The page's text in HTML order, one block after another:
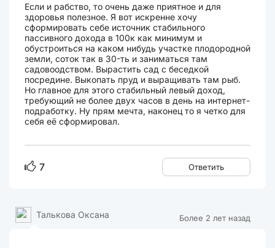
Если и рабство, то очень даже приятное и для
здоровья полезное. Я вот искренне хочу
сформировать себе источник стабильного
пассивного дохода в 100к как минимум и
обустроиться на каком нибудь участке плодородной
земли, соток так в 30-ть и заниматься там
садовоодством. Вырастить сад с беседкой
посредине. Выкопать пруд и выращивать там рыб.
Но главное для этого стабильный левый доход,
требующий не более двух часов в день на интернет-
подработку. Ну прям мечта, наконец то я четко для
себя её сформировал.
7 Ответить
Более 2 лет назад
Талькова Оксана